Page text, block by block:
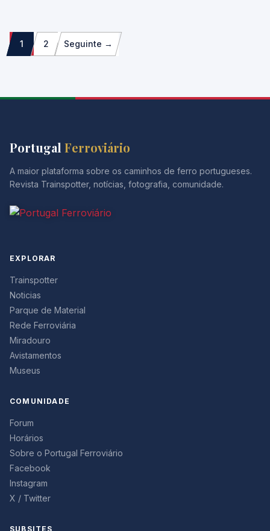
Paginação
dos
1 2 Seguinte →
Portugal Ferroviário
A maior plataforma sobre os caminhos de ferro portugueses.
Revista Trainspotter, notícias, fotografia, comunidade.
EXPLORAR
Trainspotter
Noticias
Parque de Material
Rede Ferroviária
Miradouro
Avistamentos
Museus
COMUNIDADE
Forum
Horários
Sobre o Portugal Ferroviário
Facebook
Instagram
X / Twitter
SUBSITES